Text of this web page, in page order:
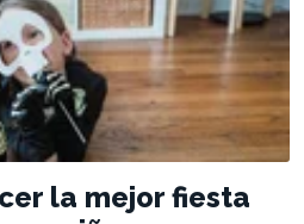
la mejor fiesta